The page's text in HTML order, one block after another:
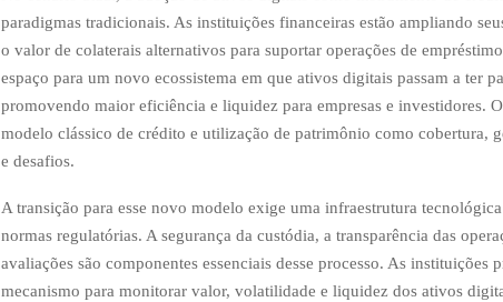
paradigmas tradicionais. As instituições financeiras estão ampliando
o valor de colaterais alternativos para suportar operações de
espaço para um novo ecossistema em que ativos digitais passam a ter
promovendo maior eficiência e liquidez para empresas e investidores.
modelo clássico de crédito e utilização de patrimônio como cobertura,
e desafios.
A transição para esse novo modelo exige uma infraestrutura
normas regulatórias. A segurança da custódia, a transparência das
avaliações são componentes essenciais desse processo. As instituições
mecanismo para monitorar valor, volatilidade e liquidez dos ativos